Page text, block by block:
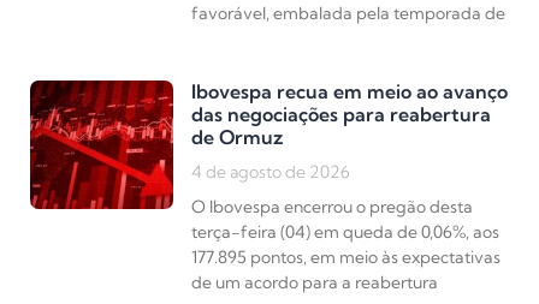
favorável, embalada pela temporada de
Ibovespa recua em meio ao avanço
das negociações para reabertura
de Ormuz
4 de agosto de 2026
O Ibovespa encerrou o pregão desta
terça-feira (04) em queda de 0,06%, aos
177.895 pontos, em meio às expectativas
de um acordo para a reabertura